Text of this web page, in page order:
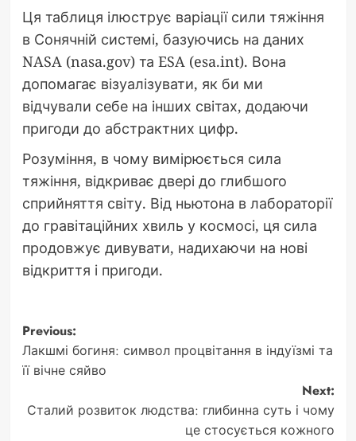
Ця таблиця ілюструє варіації сили тяжіння
в Сонячній системі, базуючись на даних
NASA (nasa.gov) та ESA (esa.int). Вона
допомагає візуалізувати, як би ми
відчували себе на інших світах, додаючи
пригоди до абстрактних цифр.
Розуміння, в чому вимірюється сила
тяжіння, відкриває двері до глибшого
сприйняття світу. Від ньютона в лабораторії
до гравітаційних хвиль у космосі, ця сила
продовжує дивувати, надихаючи на нові
відкриття і пригоди.
Post
navigation
Previous:
Лакшмі богиня: символ процвітання в індуїзмі та
її вічне сяйво
Next:
Сталий розвиток людства: глибинна суть і чому
це стосується кожного